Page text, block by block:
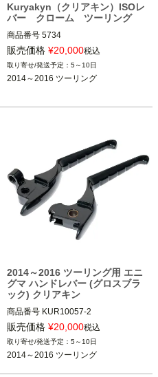
Kuryakyn（クリアキン）ISOレ
バー クローム ツーリング
商品番号 5734
2014～2016 ツーリング FLHX、FLH
T、FLTR
※FLHRは除く
販売価格 ¥20,000税込
5～10日
2014～2016 ツーリング
2014～2016 ツーリング用 エニ
グマ ハンドレバー (グロスブラ
ック) クリアキン
商品番号 KUR10057-2
2T14：kur10057-2
販売価格 ¥20,000税込
5～10日
2014～2016 ツーリング